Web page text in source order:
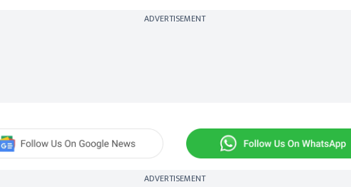
ADVERTISEMENT
ADVERTISEMENT